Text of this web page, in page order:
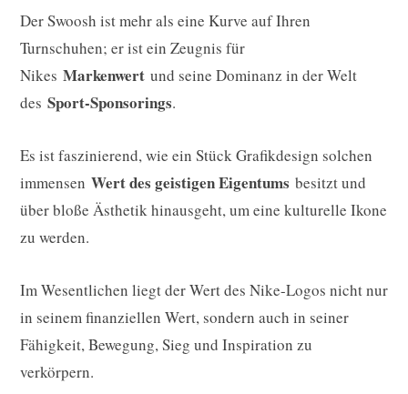
Der Swoosh ist mehr als eine Kurve auf Ihren
Turnschuhen; er ist ein Zeugnis für
Nikes Markenwert und seine Dominanz in der Welt
des Sport-Sponsorings.
Es ist faszinierend, wie ein Stück Grafikdesign solchen
immensen Wert des geistigen Eigentums besitzt und
über bloße Ästhetik hinausgeht, um eine kulturelle Ikone
zu werden.
Im Wesentlichen liegt der Wert des Nike-Logos nicht nur
in seinem finanziellen Wert, sondern auch in seiner
Fähigkeit, Bewegung, Sieg und Inspiration zu
verkörpern.